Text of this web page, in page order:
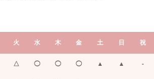
火 水 木 金 土 日 祝
△ ◯ ◯ ◯ ▲ ▲ -